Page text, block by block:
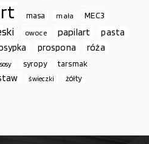
masa mała MEC3
owoce papilart pasta
prospona róża
sosy syropy tarsmak
świeczki żółty